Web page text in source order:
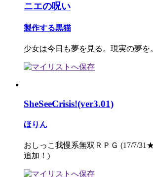
ニエの呪い
製作する黒猫
少女は今日も夢を見る。現実の夢を
SheSeeCrisis!(ver3.01)
ほりん
おしっこ我慢系無双ＲＰＧ (17/7/
追加！)